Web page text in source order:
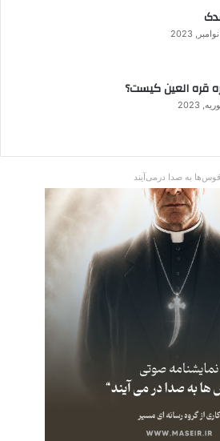
قره العین کیست؟
به صدا در‌می‌آیند